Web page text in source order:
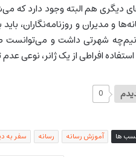
دیگری هم البته وجود دارد که
و مدیران و روزنامه‌نگاران،
شهرتی داشت و می‌توانست
افراطی از یک ژانر، نوعی
0
ها آموزش رسانه رسانه سفر به